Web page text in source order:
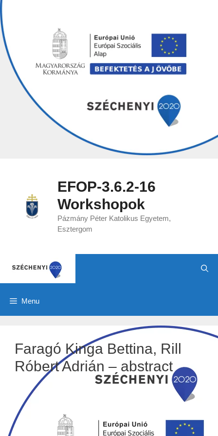
Skip
to
content
EFOP-3.6.2-16
Workshopok
Pázmány Péter Katolikus Egyetem,
Esztergom
Menu
Faragó Kinga Bettina, Rill
Róbert Adrián – abstract